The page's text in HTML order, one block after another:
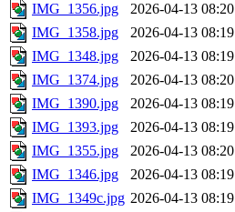
IMG_1356.jpg
2026-04-13 08:20
IMG_1358.jpg
2026-04-13 08:19
IMG_1348.jpg
2026-04-13 08:19
IMG_1374.jpg
2026-04-13 08:20
IMG_1390.jpg
2026-04-13 08:19
IMG_1393.jpg
2026-04-13 08:19
IMG_1355.jpg
2026-04-13 08:20
IMG_1346.jpg
2026-04-13 08:19
IMG_1349c.jpg 2026-04-13 08:19